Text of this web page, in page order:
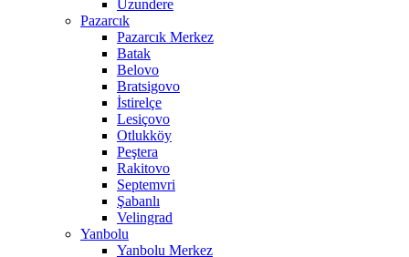
Uzundere
Pazarcık
Pazarcık Merkez
Batak
Belovo
Bratsigovo
İstirelçe
Lesiçovo
Otlukköy
Peştera
Rakitovo
Septemvri
Şabanlı
Velingrad
Yanbolu
Yanbolu Merkez